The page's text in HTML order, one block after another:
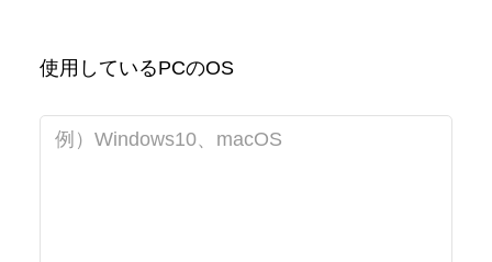
使用しているPCのOS